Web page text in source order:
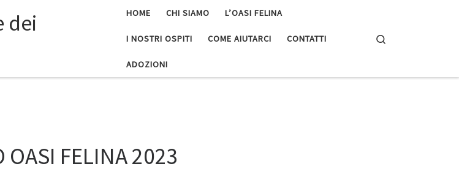
dei
HOME CHI SIAMO L’OASI FELINA
I NOSTRI OSPITI COME AIUTARCI CONTATTI
ADOZIONI
OASI FELINA 2023